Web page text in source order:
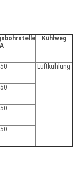
A
Kühlweg
Luftkühlung